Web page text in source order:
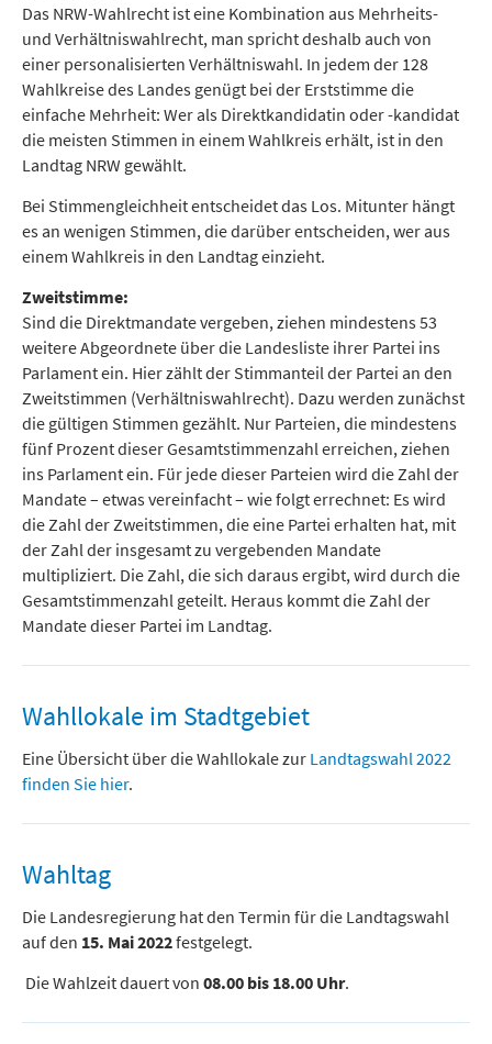
Das NRW-Wahlrecht ist eine Kombination aus Mehrheits-
und Verhältniswahlrecht, man spricht deshalb auch von
einer personalisierten Verhältniswahl. In jedem der 128
Wahlkreise des Landes genügt bei der Erststimme die
einfache Mehrheit: Wer als Direktkandidatin oder -kandidat
die meisten Stimmen in einem Wahlkreis erhält, ist in den
Landtag NRW gewählt.
Bei Stimmengleichheit entscheidet das Los. Mitunter hängt
es an wenigen Stimmen, die darüber entscheiden, wer aus
einem Wahlkreis in den Landtag einzieht.
Zweitstimme:
Sind die Direktmandate vergeben, ziehen mindestens 53
weitere Abgeordnete über die Landesliste ihrer Partei ins
Parlament ein. Hier zählt der Stimmanteil der Partei an den
Zweitstimmen (Verhältniswahlrecht). Dazu werden zunächst
die gültigen Stimmen gezählt. Nur Parteien, die mindestens
fünf Prozent dieser Gesamtstimmenzahl erreichen, ziehen
ins Parlament ein. Für jede dieser Parteien wird die Zahl der
Mandate – etwas vereinfacht – wie folgt errechnet: Es wird
die Zahl der Zweitstimmen, die eine Partei erhalten hat, mit
der Zahl der insgesamt zu vergebenden Mandate
multipliziert. Die Zahl, die sich daraus ergibt, wird durch die
Gesamtstimmenzahl geteilt. Heraus kommt die Zahl der
Mandate dieser Partei im Landtag.
Wahllokale im Stadtgebiet
Eine Übersicht über die Wahllokale zur Landtagswahl 2022
finden Sie hier.
Wahltag
Die Landesregierung hat den Termin für die Landtagswahl
auf den 15. Mai 2022festgelegt.
Die Wahlzeit dauert von 08.00 bis 18.00 Uhr.